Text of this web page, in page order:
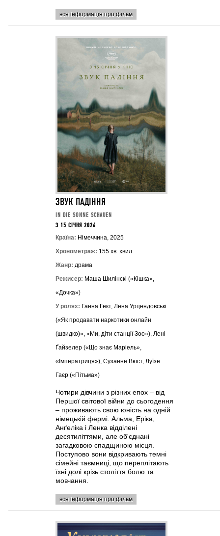
вся інформація про фільм
ЗВУК ПАДІННЯ
IN DIE SONNE SCHAUEN
З 15 СІЧНЯ 2026
Країна: Німеччина, 2025
Хронометраж: 155 хв. хвил.
Жанр: драма
Режисер: Маша Шилінскі («Кішка»,
«Дочка»)
У ролях: Ганна Гект, Лена Урцендовські
(«Як продавати наркотики онлайн
(швидко)», «Ми, діти станції Зоо»), Лені
Ґайзелер («Що знає Маріель»,
«Імператриця»), Сузанне Вюст, Луїзе
Гаєр («Пітьма»)
Чотири дівчини з різних епох – від
Першої світової війни до сьогодення
– проживають свою юність на одній
німецькій фермі. Альма, Еріка,
Анґеліка і Ленка відділені
десятиліттями, але об'єднані
загадковою спадщиною місця.
Поступово вони відкривають темні
сімейні таємниці, що переплітають
їхні долі крізь століття болю та
мовчання.
вся інформація про фільм